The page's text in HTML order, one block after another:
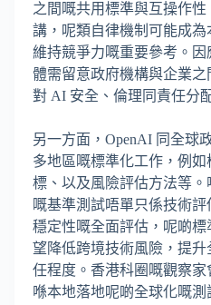
之間嘅共用標準與互操作
講，呢類自律機制可能成
維持競爭力嘅重要參考。
體需留意政府機構與企業
對 AI 安全、倫理同責任分
另一方面，OpenAI 同全球
多地區嘅標準化工作，例
標、以及風險評估方法等
嘅基準測試唔單只係技術
穩定性嘅全面評估，呢啲
望降低跨境技術風險，提
任程度。香港科圈嘅觀察
喺本地落地呢啲全球化嘅